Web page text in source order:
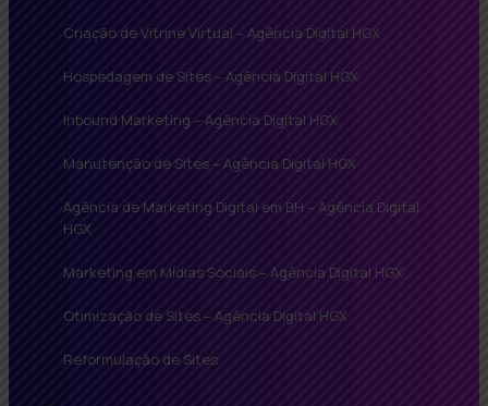
Criação de Vitrine Virtual – Agência Digital HGX
Hospedagem de Sites – Agência Digital HGX
Inbound Marketing – Agência Digital HGX
Manutenção de Sites – Agência Digital HGX
Agência de Marketing Digital em BH – Agência Digital
HGX
Marketing em Mídias Sociais – Agência Digital HGX
Otimização de Sites – Agência Digital HGX
Reformulação de Sites